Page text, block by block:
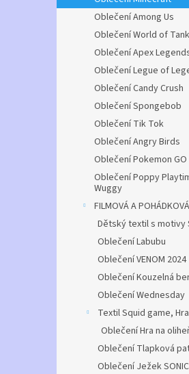
Oblečení Among Us
Oblečení World of
Oblečení Apex
Oblečení Legue of
Oblečení Candy Crush
Oblečení Spongebob
Oblečení Tik Tok
Oblečení Angry Birds
Oblečení Pokemon GO
Oblečení Poppy
Wuggy
FILMOVÁ A
Dětský textil s motivy
Oblečení Labubu
Oblečení VENOM 2024
Oblečení Kouzelná
Oblečení Wednesday
Textil Squid game,
Oblečení Hra na
Oblečení Tlapková
Oblečení Ježek SONIC